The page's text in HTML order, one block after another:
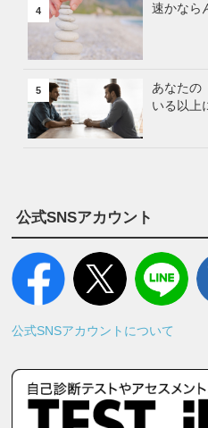
4 速かなら
5
あなたの
いる以上
公式SNSアカウント
公式SNSアカウントについて